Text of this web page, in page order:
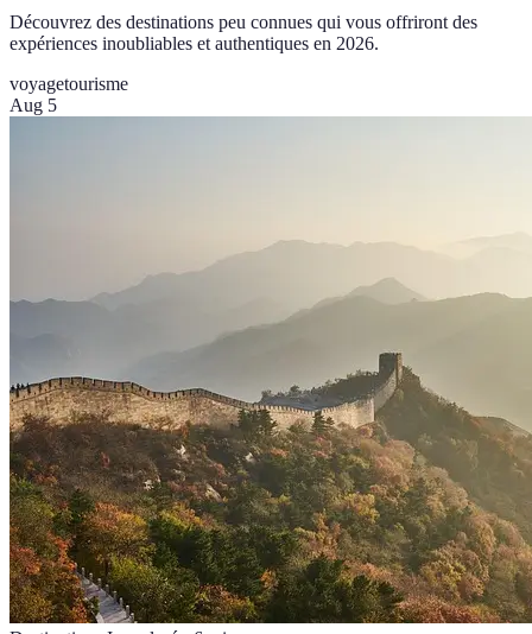
Découvrez des destinations peu connues qui vous offriront des
expériences inoubliables et authentiques en 2026.
voyagetourisme
Aug 5